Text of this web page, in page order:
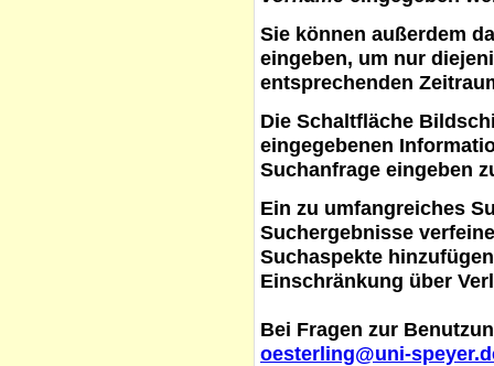
Sie können außerdem
eingeben, um nur
entsprechenden
Die Schaltfläche
eingegebenen
Suchanfrage eingeben
Ein zu umfangreiches
Suchergebnisse
Suchaspekte
Einschränkung über
Bei Fragen zur
oesterling@uni-